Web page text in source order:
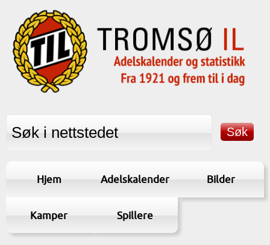
Hjem Adelskalender Bilder
Kamper Spillere